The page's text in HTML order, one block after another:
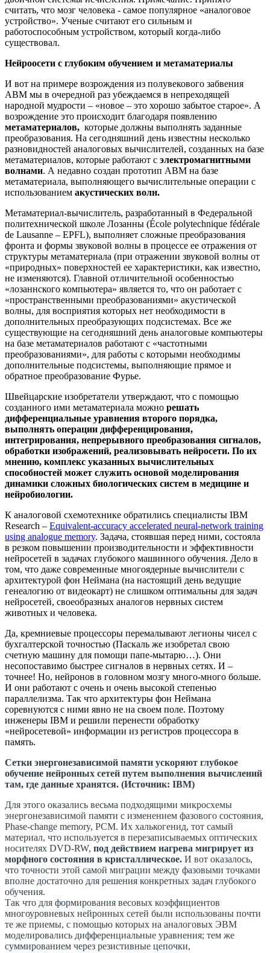
считать, что мозг человека - самое популярное «аналоговое
устройство». Ученые считают его сильным и
работоспособным устройством, который когда-либо
существовал.
Нейроосети с глубоким обучением и метаматериалы
И вот на примере возрождения из полувекового забвения
АВМ мы в очередной раз убеждаемся в непреходящей
народной мудрости – «новое – это хорошо забытое старое». А
возрождение это происходит благодаря появлению
метаматериалов, которые должны выполнять заданные
преобразования. На сегодняшний день известны несколько
разновидностей аналоговых вычислителей, созданных на базе
метаматериалов, которые работают с электромагнитными
волнами. А недавно создан прототип АВМ на базе
метаматериала, выполняющего вычислительные операции с
использованием акустических волн.
Метаматериал-вычислитель, разработанный в Федеральной
политехнической школе Лозанны (École polytechnique fédérale
de Lausanne – EPFL), выполняет сложные преобразования
фронта и формы звуковой волны в процессе ее отражения от
структуры метаматериала (при отражении звуковой волны от
«природных» поверхностей ее характеристики, как известно,
не изменяются). Главной отличительной особенностью
«лозаннского компьютера» является то, что он работает с
«пространственными преобразованиями» акустической
волны, для восприятия которых нет необходимости в
дополнительных преобразующих подсистемах. Все же
существующие на сегодняшний день аналоговые компьютеры
на базе метаматериалов работают с «частотными
преобразованиями», для работы с которыми необходимы
дополнительные подсистемы, выполняющие прямое и
обратное преобразование Фурье.
Швейцарские изобретатели утверждают, что с помощью
созданного ими метаматериала можно решать
дифференциальные уравнения второго порядка,
выполнять операции дифференцирования,
интегрирования, непрерывного преобразования сигналов,
обработки изображений, реализовывать нейросети. По их
мнению, комплекс указанных вычислительных
способностей может служить основой моделирования
динамики сложных биологических систем в медицине и
нейробиологии.
К аналоговой схемотехнике обратились специалисты IBM
Research – Equivalent-accuracy accelerated neural-network training
using analogue memory. Задача, стоявшая перед ними, состояла
в резком повышении производительности и эффективности
нейросетей в задачах глубокого машинного обучения. Дело в
том, что даже современные многоядерные вычислители с
архитектурой фон Неймана (на настоящий день ведущие
генеалогию от видеокарт) не слишком оптимальны для задач
нейросетей, своеобразных аналогов нервных систем
животных и человека.
Да, кремниевые процессоры перемалывают легионы чисел с
бухгалтерской точностью (Паскаль же изобретал свою
счетную машину для помощи папе-мытарю…). Они
несопоставимо быстрее сигналов в нервных сетях. И –
точнее! Но, нейронов в головном мозгу много-много больше.
И они работают с очень и очень высокой степенью
параллелизма. Так что архитектуры фон Неймана
соревнуются с ними явно не на своем поле. Поэтому
инженеры IBM и решили перенести обработку
«нейросетевой» информации из регистров процессора в
память.
Сетки энергонезависимой памяти ускоряют глубокое
обучение нейронных сетей путем выполнения вычислений
там, где данные хранятся. (Источник: IBM)
Для этого оказались весьма подходящими микросхемы
энергонезависимой памяти с изменением фазового состояния,
Phase-change memory, PCM. Их халькогенид, тот самый
материал, что используется в перезаписываемых оптических
носителях DVD-RW, под действием нагрева мигрирует из
морфного состояния в кристаллическое. И вот оказалось,
что точности этой самой миграции между фазовыми точками
вполне достаточно для решения конкретных задач глубокого
обучения.
Так что для формирования весовых коэффициентов
многоуровневых нейронных сетей были использованы почти
те же приемы, с помощью которых на аналоговых ЭВМ
моделировались дифференциальные уравнения; тем же
суммированием через резистивные цепочки,